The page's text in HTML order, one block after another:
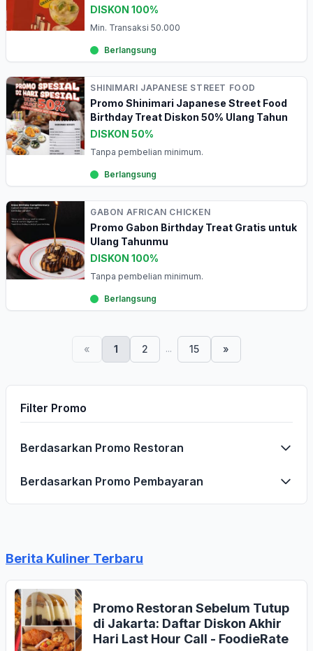
DISKON 100%
Min. Transaksi 50.000
Berlangsung
SHINIMARI JAPANESE STREET FOOD
Promo Shinimari Japanese Street Food
Birthday Treat Diskon 50% Ulang Tahun
DISKON 50%
Tanpa pembelian minimum.
Berlangsung
GABON AFRICAN CHICKEN
Promo Gabon Birthday Treat Gratis untuk
Ulang Tahunmu
DISKON 100%
Tanpa pembelian minimum.
Berlangsung
« 1 2 ... 15 »
Filter Promo
Berdasarkan Promo Restoran
Berdasarkan Promo Pembayaran
Berita Kuliner Terbaru
Promo Restoran Sebelum Tutup
di Jakarta: Daftar Diskon Akhir
Hari Last Hour Call - FoodieRate